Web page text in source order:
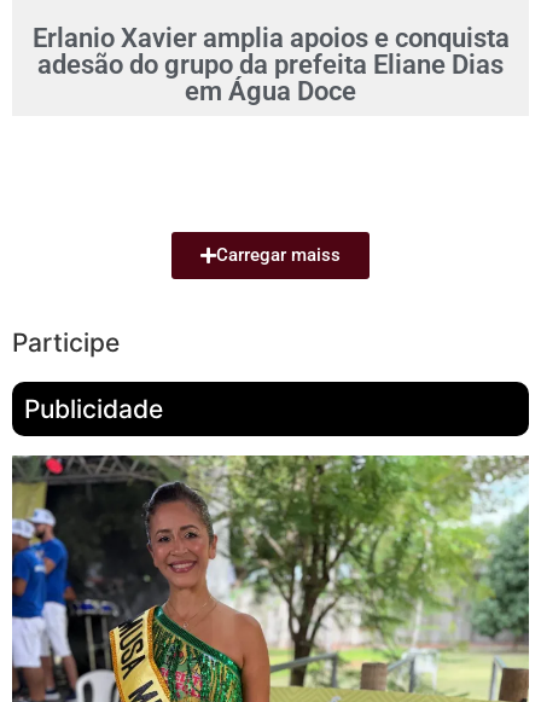
Erlanio Xavier amplia apoios e conquista
adesão do grupo da prefeita Eliane Dias
em Água Doce
Carregar maiss
Participe
Publicidade